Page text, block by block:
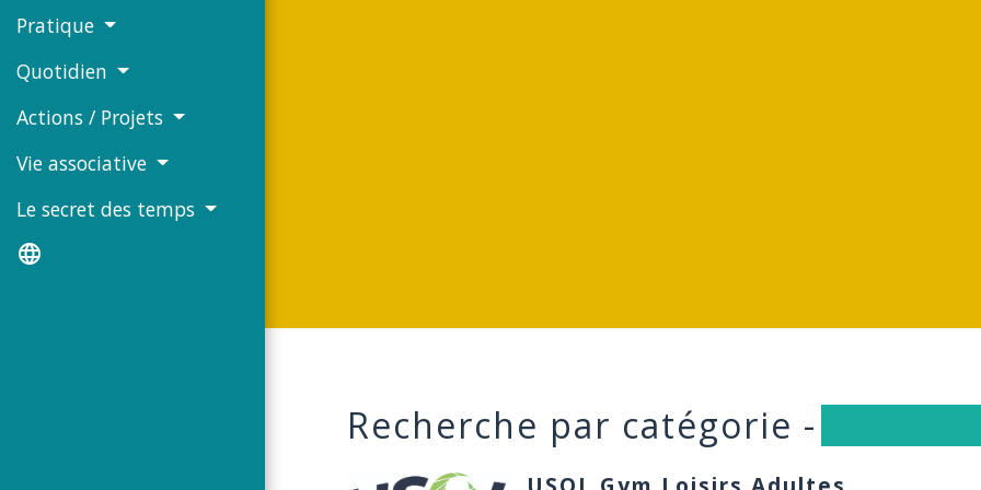
Pratique
Quotidien
Actions / Projets
Vie associative
Le secret des temps
language
Recherche par catégorie -